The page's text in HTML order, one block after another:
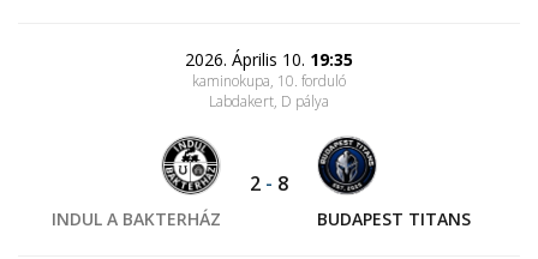
2026. Április 10. 19:35
kaminokupa, 10. forduló
Labdakert, D pálya
INDUL A BAKTERHÁZ
2 - 8
BUDAPEST TITANS